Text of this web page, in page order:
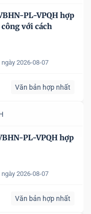
PL-VPQH hợp
với cách
2026-08-07
Văn bản hợp nhất
PL-VPQH hợp
2026-08-07
Văn bản hợp nhất